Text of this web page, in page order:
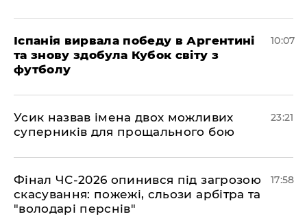
Іспанія вирвала победу в Аргентині
та знову здобула Кубок світу з
футболу
10:07
​Усик назвав імена двох можливих
суперників для прощального бою
23:21
​Фінал ЧС-2026 опинився під загрозою
скасування: пожежі, сльози арбітра та
"володарі перснів"
17:58